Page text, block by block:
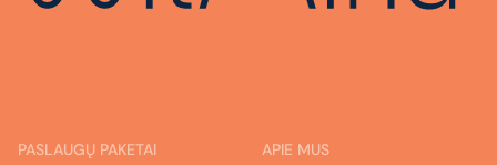
PASLAUGŲ PAKETAI APIE MUS